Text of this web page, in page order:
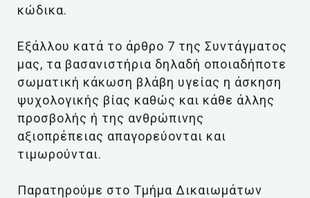
κώδικα.
Εξάλλου κατά το άρθρο 7 της Συντάγματος
μας, τα βασανιστήρια δηλαδή οποιαδήποτε
σωματική κάκωση βλάβη υγείας η άσκηση
ψυχολογικής βίας καθώς και κάθε άλλης
προσβολής ή της ανθρώπινης
αξιοπρέπειας απαγορεύονται και
τιμωρούνται.
Παρατηρούμε στο Τμήμα Δικαιωμάτων